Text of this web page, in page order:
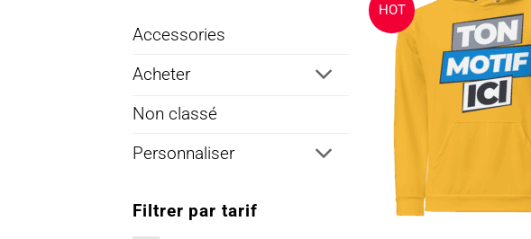
Accessories
Acheter
Non classé
Personnaliser
Filtrer par tarif
HOT